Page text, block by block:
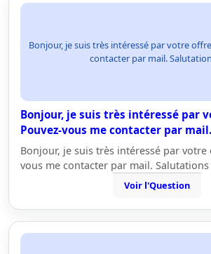
Bonjour, je suis très intéressé par votre
contacter par mail.
Bonjour, je suis très intéressé par
Pouvez-vous me contacter par
Bonjour, je suis très intéressé par votre
vous me contacter par mail.
Voir l'Question